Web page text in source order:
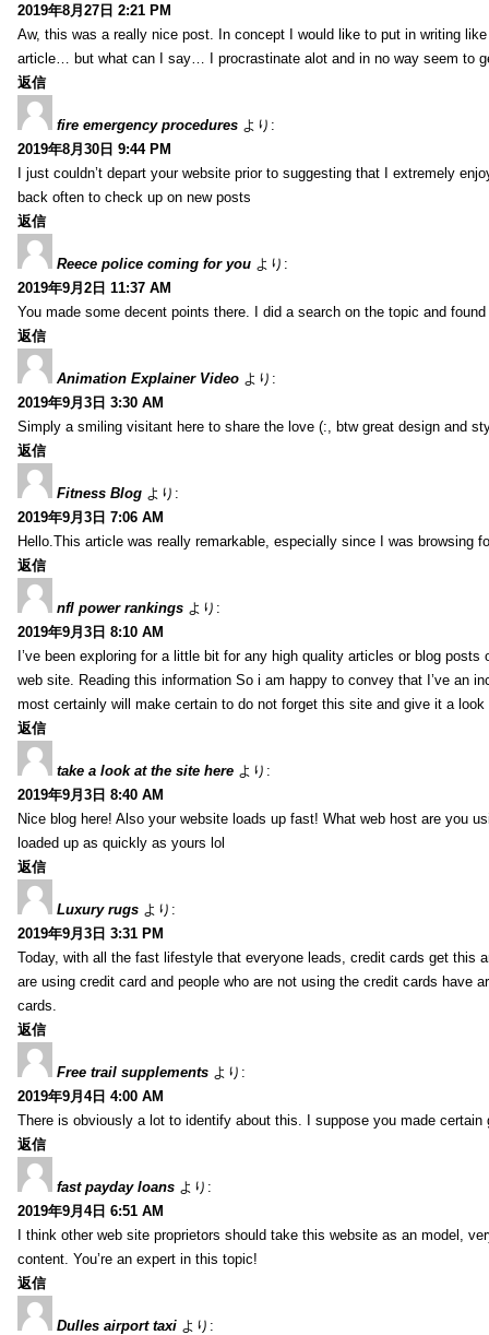
2019年8月27日 2:21 PM
Aw, this was a really nice post. In concept I would like to put in writing
article… but what can I say… I procrastinate alot and in no way seem to
返信
fire emergency procedures より:
2019年8月30日 9:44 PM
I just couldn’t depart your website prior to suggesting that I extremely
back often to check up on new posts
返信
Reece police coming for you より:
2019年9月2日 11:37 AM
You made some decent points there. I did a search on the topic and
返信
Animation Explainer Video より:
2019年9月3日 3:30 AM
Simply a smiling visitant here to share the love (:, btw great design and
返信
Fitness Blog より:
2019年9月3日 7:06 AM
Hello.This article was really remarkable, especially since I was browsing
返信
nfl power rankings より:
2019年9月3日 8:10 AM
I’ve been exploring for a little bit for any high quality articles or blog
web site. Reading this information So i am happy to convey that I’ve an
most certainly will make certain to do not forget this site and give it a look
返信
take a look at the site here より:
2019年9月3日 8:40 AM
Nice blog here! Also your website loads up fast! What web host are you
loaded up as quickly as yours lol
返信
Luxury rugs より:
2019年9月3日 3:31 PM
Today, with all the fast lifestyle that everyone leads, credit cards get this
are using credit card and people who are not using the credit cards have
cards.
返信
Free trail supplements より:
2019年9月4日 4:00 AM
There is obviously a lot to identify about this. I suppose you made certain
返信
fast payday loans より:
2019年9月4日 6:51 AM
I think other web site proprietors should take this website as an model,
content. You’re an expert in this topic!
返信
Dulles airport taxi より: